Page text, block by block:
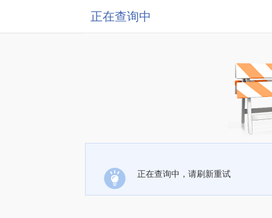
正在查询中
正在查询中，请刷新重试